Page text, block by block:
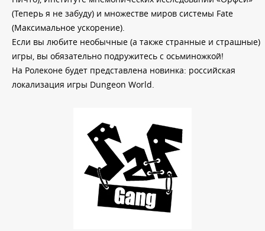
(Теперь я не забуду) и множестве миров системы Fate
(Максимальное ускорение).
Если вы любите необычные (а также странные и страшные)
игры, вы обязательно подружитесь с осьминожкой!
На Ролеконе будет представлена новинка: российская
локализация игры Dungeon World.